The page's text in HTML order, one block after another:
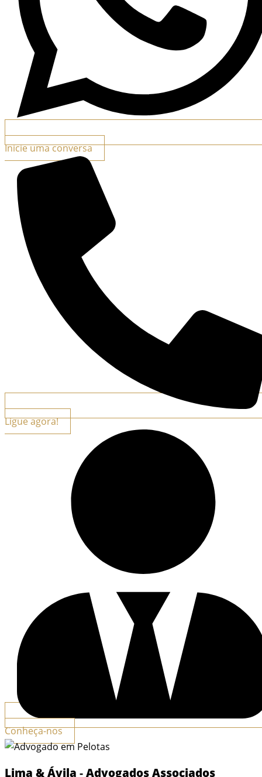
Inicie uma conversa
Ligue agora!
Conheça-nos
Lima & Ávila - Advogados Associados